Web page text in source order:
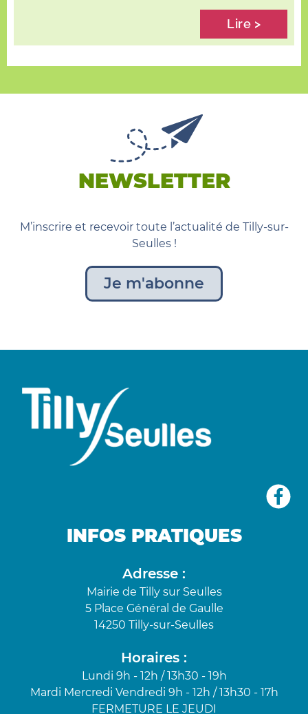
Lire >
NEWSLETTER
M’inscrire et recevoir toute l’actualité de Tilly-sur-
Seulles !
Je m'abonne
INFOS PRATIQUES
Adresse :
Mairie de Tilly sur Seulles
5 Place Général de Gaulle
14250 Tilly-sur-Seulles
Horaires :
Lundi 9h - 12h / 13h30 - 19h
Mardi Mercredi Vendredi 9h - 12h / 13h30 - 17h
FERMETURE LE JEUDI